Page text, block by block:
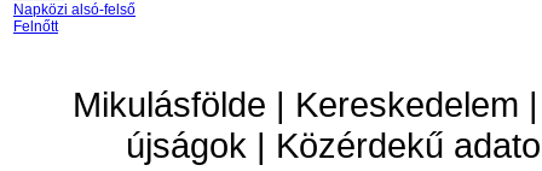
Napközi alsó-felső
Felnőtt
Mikulásfölde | Kereskedelem
újságok | Közérdekű